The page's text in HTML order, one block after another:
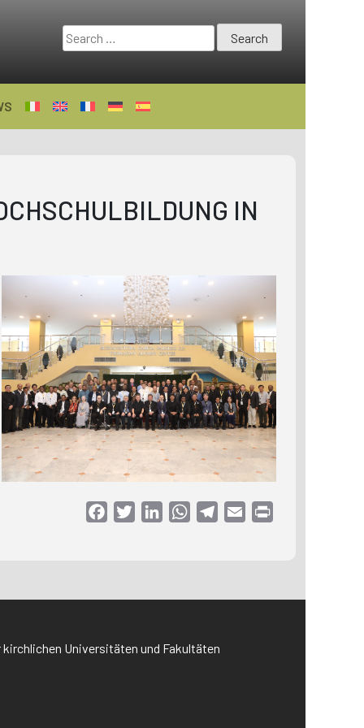
Search
for:
IN
FacebookTwitterLinkedInWhatsAppTelegram
Email
kirchlichen Universitäten und Fakultäten